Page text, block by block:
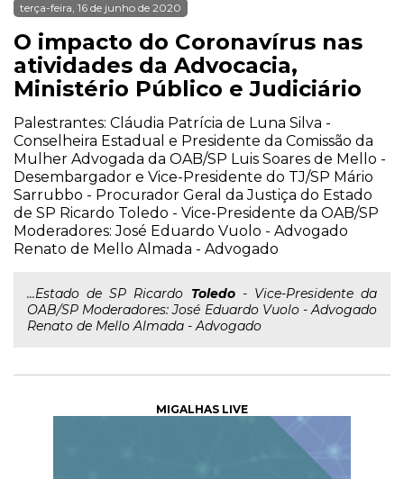
terça-feira, 16 de junho de 2020
O impacto do Coronavírus nas
atividades da Advocacia,
Ministério Público e Judiciário
Palestrantes: Cláudia Patrícia de Luna Silva -
Conselheira Estadual e Presidente da Comissão da
Mulher Advogada da OAB/SP Luis Soares de Mello -
Desembargador e Vice-Presidente do TJ/SP Mário
Sarrubbo - Procurador Geral da Justiça do Estado
de SP Ricardo Toledo - Vice-Presidente da OAB/SP
Moderadores: José Eduardo Vuolo - Advogado
Renato de Mello Almada - Advogado
...Estado de SP Ricardo Toledo- Vice-Presidente da
OAB/SP Moderadores: José Eduardo Vuolo - Advogado
Renato de Mello Almada - Advogado
MIGALHAS LIVE